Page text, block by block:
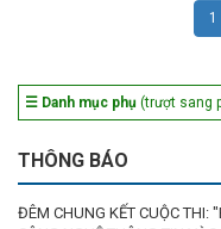
1
☰ Danh mục phụ (trượt sang
THÔNG BÁO
ĐÊM CHUNG KẾT CUỘC THI: